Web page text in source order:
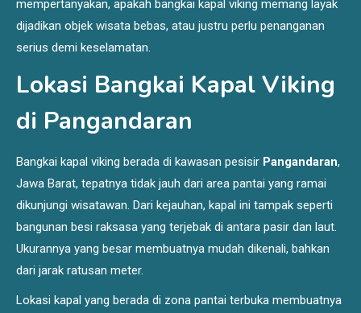
mempertanyakan, apakah bangkai kapal viking memang layak
dijadikan objek wisata bebas, atau justru perlu penanganan
serius demi keselamatan.
Lokasi Bangkai Kapal Viking
di Pangandaran
Bangkai kapal viking berada di kawasan pesisir Pangandaran,
Jawa Barat, tepatnya tidak jauh dari area pantai yang ramai
dikunjungi wisatawan. Dari kejauhan, kapal ini tampak seperti
bangunan besi raksasa yang terjebak di antara pasir dan laut.
Ukurannya yang besar membuatnya mudah dikenali, bahkan
dari jarak ratusan meter.
Lokasi kapal yang berada di zona pantai terbuka membuatnya